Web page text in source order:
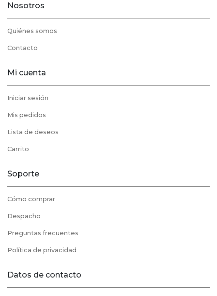
Nosotros
Quiénes somos
Contacto
Mi cuenta
Iniciar sesión
Mis pedidos
Lista de deseos
Carrito
Soporte
Cómo comprar
Despacho
Preguntas frecuentes
Política de privacidad
Datos de contacto